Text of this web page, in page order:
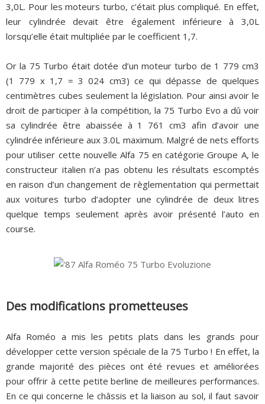
3,0L. Pour les moteurs turbo, c’était plus compliqué. En effet,
leur cylindrée devait être également inférieure à 3,0L
lorsqu’elle était multipliée par le coefficient 1,7.
Or la 75 Turbo était dotée d’un moteur turbo de 1 779 cm3
(1 779 x 1,7 = 3 024 cm3) ce qui dépasse de quelques
centimètres cubes seulement la législation. Pour ainsi avoir le
droit de participer à la compétition, la 75 Turbo Evo a dû voir
sa cylindrée être abaissée à 1 761 cm3 afin d’avoir une
cylindrée inférieure aux 3.0L maximum. Malgré de nets efforts
pour utiliser cette nouvelle Alfa 75 en catégorie Groupe A, le
constructeur italien n’a pas obtenu les résultats escomptés
en raison d’un changement de règlementation qui permettait
aux voitures turbo d’adopter une cylindrée de deux litres
quelque temps seulement après avoir présenté l’auto en
course.
Des modifications prometteuses
Alfa Roméo a mis les petits plats dans les grands pour
développer cette version spéciale de la 75 Turbo ! En effet, la
grande majorité des pièces ont été revues et améliorées
pour offrir à cette petite berline de meilleures performances.
En ce qui concerne le châssis et la liaison au sol, il faut savoir